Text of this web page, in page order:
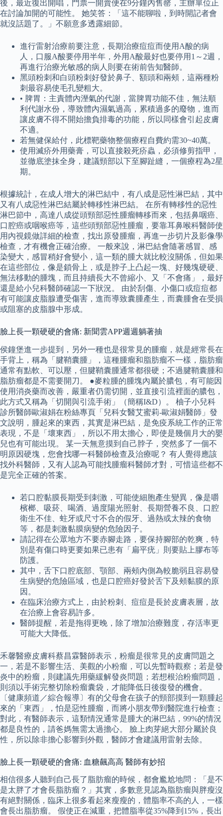
後，最近復出開唱，門票一開賣便在9分鐘內售罄，主辦單位正
在討論加開的可能性。 她笑答：「這不能聊啦，到時開記者會
就沒話題了。」不願意多透露細節。
進行雷射治療前要注意，長期治療痘痘而使用A酸的病
人，口服A酸要停用半年，外用A酸最好也要停用1～2週，
再進行治療光敏感的病人則要在術前告知醫師。
黑頭粉刺和白頭粉刺好發於鼻子、額頭和兩頰，這兩種粉
刺最容易使毛孔變粗大。
• 脾胃：主責體內溼氣的代謝，當脾胃功能不佳，無法順
利代謝水份，導致體內濕氣過高，累積過多的廢物，進而
讓皮膚不得不開始擔負排毒的功能，所以同樣會引起皮膚
不適。
若無健保給付，此標靶藥物整個療程自費約需30~40萬。
使用滅疥外用藥膏，可以直接殺死疥蟲，必須修剪指甲，
並徹底塗抹全身，建議頸部以下至腳趾縫，一個療程為2星
期。
根據統計，在成人增大的淋巴結中，有八成是惡性淋巴結，其中
又有八成惡性淋巴結屬於轉移性淋巴結。 在所有轉移性的惡性
淋巴節中，高達八成從頭頸部惡性腫瘤轉移而來，包括鼻咽癌、
口腔癌或咽喉癌等，這些頭頸部惡性腫瘤，要靠耳鼻喉科醫師使
用內視鏡做詳細的檢查，找出原發腫瘤，再進一步切片及影像學
檢查，才有機會正確治療。 一般來說，淋巴結會隨著感冒、感
染變大，感冒稍好會變小，這一類的腫大就比較沒關係，但如果
在這些部位，像是鎖骨上，或是脖子上凸起一塊、好幾塊硬硬、
無法移動的腫塊，而且持續長大不曾縮小、又「不會痛」，最好
還是給小兒科醫師確認一下狀況。 由於刮傷、小傷口或痘痘都
有可能讓皮脂腺遭受傷害，進而導致囊腫產生，而囊腫會在受損
或阻塞的皮脂腺中形成。
臉上長一顆硬硬的會痛: 新聞雲APP週週躺著抽
侯鐘堡進一步提到，另外一種也是很常見的腫瘤，就是經常長在
手背上，稱為「腱鞘囊腫」，這種腫瘤和脂肪瘤不一樣，脂肪瘤
通常有點軟、可以壓，但腱鞘囊腫通常都很硬；不過腱鞘囊腫和
脂肪瘤都是不需要開刀。 ●麥粒腫的腫塊內屬於膿包，有可能因
使用消炎藥而改善，嚴重者仍需切開，並直接引流裡面的膿包，
此方式又稱為「切開與引流手術」（簡稱I&D）。 柚子小兒科
診所醫師歐淑娟在粉絲專頁「兒科女醫艾蜜莉-歐淑娟醫師」發
文說明，腫起來的東西，其實是淋巴結，是免疫系統工作的正常
表現，不是「壞東西」，所以不用太擔心，即使是幾個月大的嬰
兒也有可能出現。 某一天無意摸到自己脖子，突然多了一個不
明原因硬塊，您會找哪一科醫師檢查及治療呢？ 有人覺得應該
找外科醫師，又有人認為可能找腫瘤科醫師才對，可惜這些都不
是完全正確的答案。
若口腔黏膜長期受到刺激，可能使細胞產生變異，像是嚼
檳榔、吸菸、喝酒、過度陽光照射、長期營養不良、口腔
衛生不佳、蛀牙或尺寸不合的假牙、過熱或太辣的食物
等，都是刺激黏膜病變的危險因子。
請記得在公眾地方不要赤腳走路，要保持腳部的乾爽，特
別是有傷口時更要如果已患有「扁平疣」則要貼上膠布等
防護。
其中，舌下口腔底部、顎部、兩頰內側為較脆弱且容易發
生病變的危險區域，也是口腔癌好發於舌下及頰黏膜的原
因。
在臨床治療方式上，由於粉刺、痘痘是長於皮膚表層，故
在治療上會容易許多。
醫師提醒，若是拖得更晚，除了增加治療難度，存活率更
可能大大降低。
禾馨醫療皮膚科蔡昌霖醫師表示，粉瘤是很常見的皮膚問題之
一，若是不影響生活、美觀的小粉瘤，可以先暫時觀察；若是發
炎中的粉瘤，則建議先用藥緩解發炎問題；若想根治粉瘤問題，
則須以手術完整切除粉瘤囊袋，才能降低日後復發的機會。
〔健康頻道／綜合報導〕有的父母會在孩子的頸部摸到一顆腫起
來的「東西」，怕是惡性腫瘤，而將小朋友帶到醫院進行檢查；
對此，有醫師表示，這類情況通常是腫大的淋巴結，99%的情況
都是良性的，請爸媽無需太過擔心。 臉上肉芽絕大部分屬於良
性，所以除非擔心影響到外觀，醫師才會建議用雷射去除。
臉上長一顆硬硬的會痛: 血糖飆高高 醫師有妙招
相信很多人聽到自己長了脂肪瘤的時候，都會尷尬地問：「是不
是太胖了才會長脂肪瘤？」其實，多數意見認為脂肪瘤與胖瘦沒
有絕對關係，臨床上很多看起來瘦瘦的，體脂率不高的人，一樣
會長出脂肪瘤。 假使正在減重，把體脂率從35%降到15%，長出